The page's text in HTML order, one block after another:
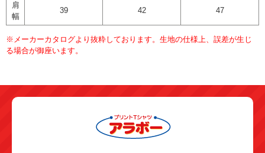
肩
幅
39 42 47
※メーカーカタログより抜粋しております。生地の仕様上、誤差が生じ
る場合が御座います。